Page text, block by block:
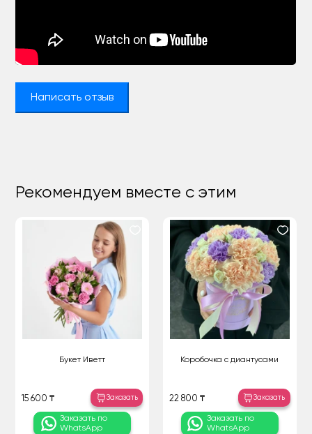
Написать отзыв
Рекомендуем вместе с этим
Букет Иветт
15 600 ₸ Заказать
Заказать по
WhatsApp
Коробочка с диантусами
22 800 ₸ Заказать
Заказать по
WhatsApp